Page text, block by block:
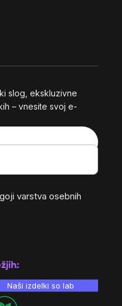
slog, ekskluzivne
– vnesite svoj e-
varstva osebnih
Naši izdelki so laboratorijsko